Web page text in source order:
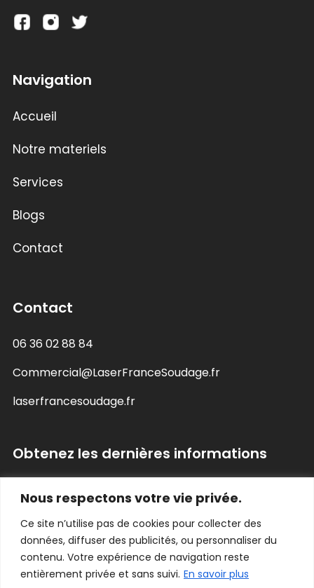
Nous respectons votre vie privée.
Ce site n’utilise pas de cookies pour collecter des
données, diffuser des publicités, ou personnaliser du
contenu. Votre expérience de navigation reste
entièrement privée et sans suivi. En savoir plus
Navigation
Accueil
Notre materiels
Services
Blogs
Contact
Contact
06 36 02 88 84
Commercial@LaserFranceSoudage.fr
laserfrancesoudage.fr
Obtenez les dernières informations